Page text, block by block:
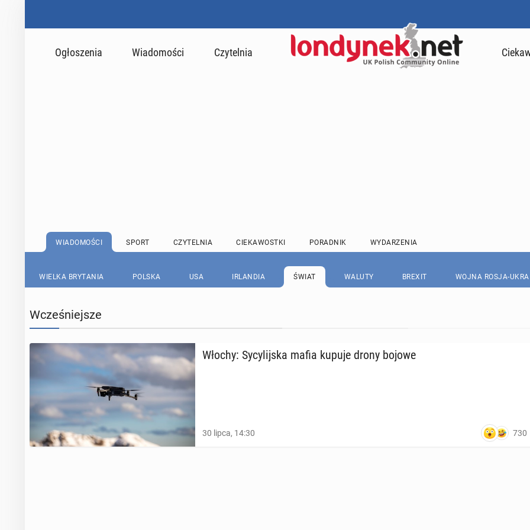
Ogłoszenia Wiadomości Czytelnia
WIADOMOŚCI SPORT CZYTELNIA CIEKAWOSTKI PORADNIK WYDARZENIA
WIELKA BRYTANIA POLSKA USA IRLANDIA ŚWIAT WALUTY BREXIT WOJNA ROSJA-
Wcześniejsze
Włochy: Sy­cy­lij­ska mafia kupuje drony bojowe
30 lipca, 14:30 730